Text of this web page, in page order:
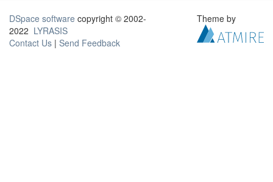
DSpace software copyright © 2002-
2022 LYRASIS
Contact Us | Send Feedback
Theme by